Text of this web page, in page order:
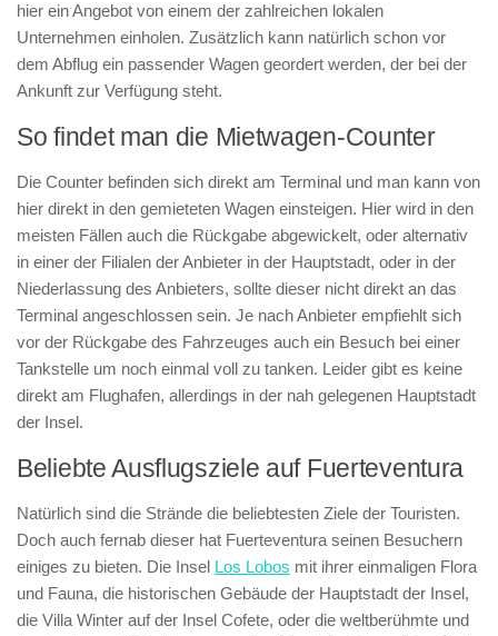
hier ein Angebot von einem der zahlreichen lokalen
Unternehmen einholen. Zusätzlich kann natürlich schon vor
dem Abflug ein passender Wagen geordert werden, der bei der
Ankunft zur Verfügung steht.
So findet man die Mietwagen-Counter
Die Counter befinden sich direkt am Terminal und man kann von
hier direkt in den gemieteten Wagen einsteigen. Hier wird in den
meisten Fällen auch die Rückgabe abgewickelt, oder alternativ
in einer der Filialen der Anbieter in der Hauptstadt, oder in der
Niederlassung des Anbieters, sollte dieser nicht direkt an das
Terminal angeschlossen sein. Je nach Anbieter empfiehlt sich
vor der Rückgabe des Fahrzeuges auch ein Besuch bei einer
Tankstelle um noch einmal voll zu tanken. Leider gibt es keine
direkt am Flughafen, allerdings in der nah gelegenen Hauptstadt
der Insel.
Beliebte Ausflugsziele auf Fuerteventura
Natürlich sind die Strände die beliebtesten Ziele der Touristen.
Doch auch fernab dieser hat Fuerteventura seinen Besuchern
einiges zu bieten. Die Insel Los Lobos mit ihrer einmaligen Flora
und Fauna, die historischen Gebäude der Hauptstadt der Insel,
die Villa Winter auf der Insel Cofete, oder die weltberühmte und